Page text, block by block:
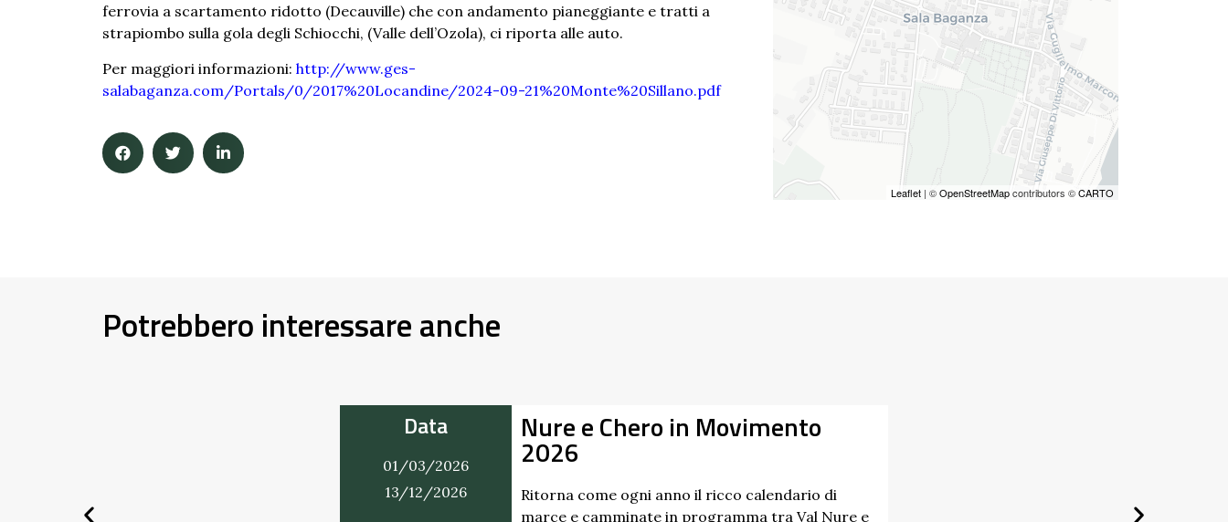
ferrovia a scartamento ridotto (Decauville) che con andamento pianeggiante e tratti a
strapiombo sulla gola degli Schiocchi, (Valle dell’Ozola), ci riporta alle auto.
Per maggiori informazioni: http://www.ges-
salabaganza.com/Portals/0/2017%20Locandine/2024-09-21%20Monte%20Sillano.pdf
Leaflet | ©OpenStreetMapcontributors ©CARTO
Potrebbero interessare anche
Data
01/03/2026
13/12/2026
Nure e Chero in Movimento
2026
Ritorna come ogni anno il ricco calendario di
marce e camminate in programma tra Val Nure e